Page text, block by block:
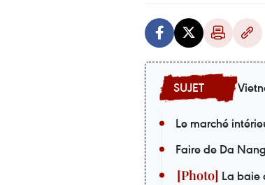
Le marché
Faire de Da
La baie